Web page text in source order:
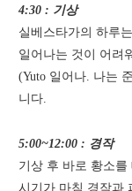
4:30 : 기상
실베스타가의 하루
일어나는 것이 어려
(Yuto 일어나. 나는
니다.
5:00~12:00 : 경작
기상 후 바로 황소
시기가 마침 경작과